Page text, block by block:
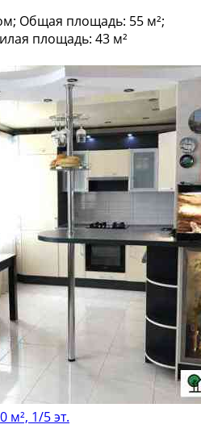
Общая площадь: 55 м²;
площадь: 43 м²
м², 1/5 эт.